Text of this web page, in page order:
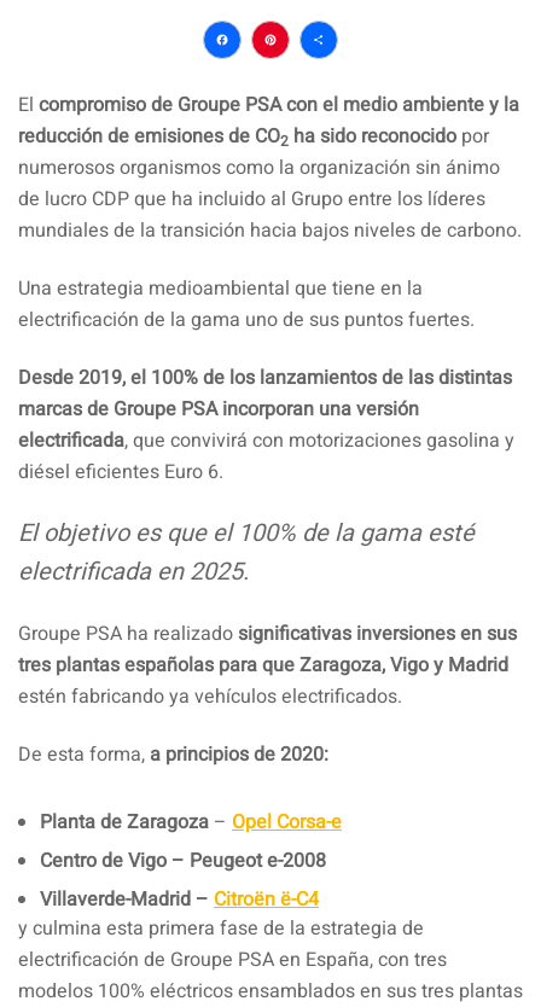
Facebook
Pinterest
Compartir
El compromiso de Groupe PSA con el medio ambiente y la
reducción de emisiones de CO2 ha sido reconocido por
numerosos organismos como la organización sin ánimo
de lucro CDP que ha incluido al Grupo entre los líderes
mundiales de la transición hacia bajos niveles de carbono.
Una estrategia medioambiental que tiene en la
electrificación de la gama uno de sus puntos fuertes.
Desde 2019, el 100% de los lanzamientos de las distintas
marcas de Groupe PSA incorporan una versión
electrificada, que convivirá con motorizaciones gasolina y
diésel eficientes Euro 6.
El objetivo es que el 100% de la gama esté
electrificada en 2025.
Groupe PSA ha realizadosignificativas inversiones en sus
tres plantas españolas para que Zaragoza, Vigo y Madrid
estén fabricando ya vehículos electrificados.
De esta forma, a principios de 2020:
Planta de Zaragoza – Opel Corsa-e
Centro de Vigo – Peugeot e-2008
Villaverde-Madrid – Citroën ë-C4
y culmina esta primera fase de la estrategia de
electrificación de Groupe PSA en España, con tres
modelos 100% eléctricos ensamblados en sus tres plantas